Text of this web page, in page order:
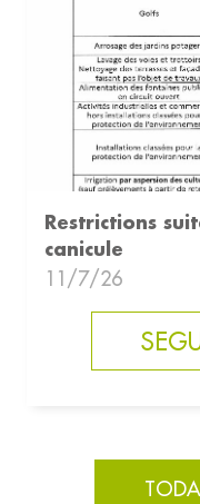
Restrictions
canicule
11/7/26